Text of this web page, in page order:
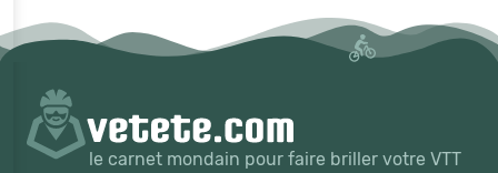
le carnet mondain pour faire briller votre VTT